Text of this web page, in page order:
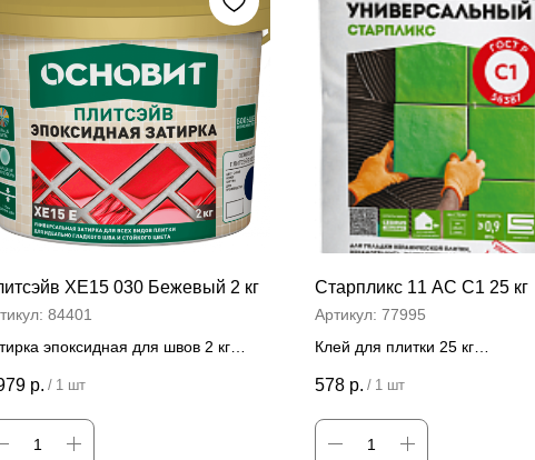
ХЕ15 030 Бежевый 2 кг
84401
эпоксидная для швов 2 кг
за штуку
р. / 1 шт
Старпликс 11 АС C1 25 кг
Артикул: 77995
Клей для плитки 25 кг
Цена за штуку
578 р. / 1 шт